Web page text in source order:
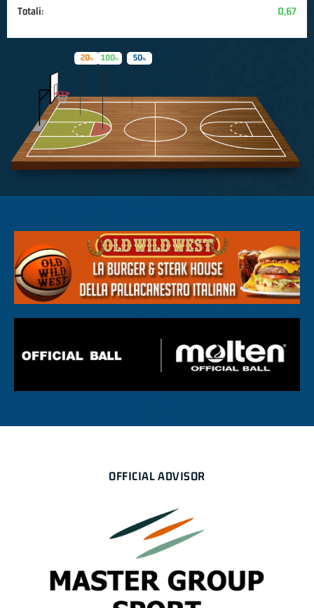
Totali:
0,67
100
20 50
OFFICIAL ADVISOR